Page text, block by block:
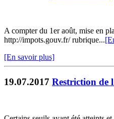
A compter du 1er août, mise en
http://impots.gouv.fr/ rubrique...
[En savoir plus]
19.07.2017 Restriction de